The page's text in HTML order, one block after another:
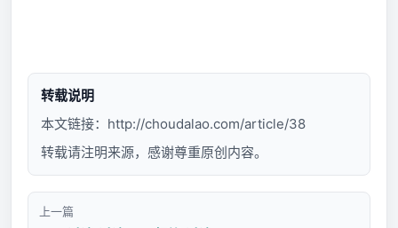
转载说明
本文链接： http://choudalao.com/article/38
转载请注明来源，感谢尊重原创内容。
上一篇